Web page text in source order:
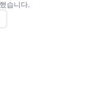
습니다.